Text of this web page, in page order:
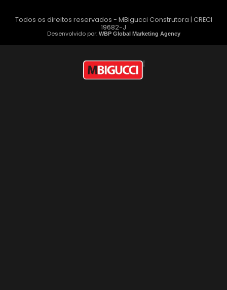
Todos os direitos reservados - MBigucci Construtora | CRECI
19682-J
Desenvolvido por: WBP Global Marketing Agency